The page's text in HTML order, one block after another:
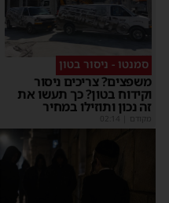
סמנטו - ניסור בטון
משפצים? צריכים ניסור
וקידוח בטון? כך תעשו את
זה נכון ותוזילו במחיר
מקודם